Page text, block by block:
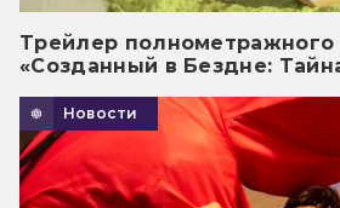
Трейлер полнометражного
«Созданный в Бездне:
Новости